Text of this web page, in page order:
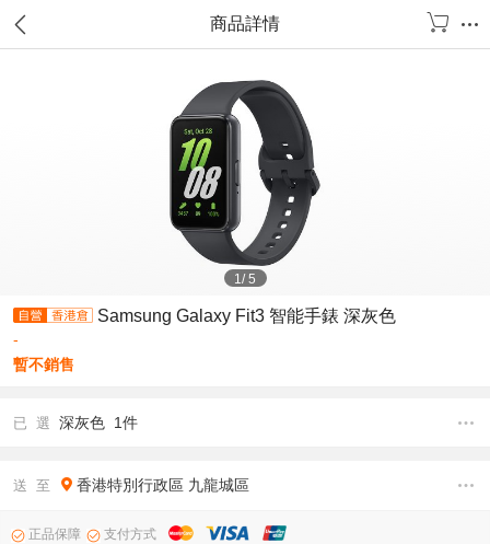
商品詳情
1/5
Samsung Galaxy Fit3 智能手錶 深灰色
-
暫不銷售
已 選 深灰色 1件
送 至 香港特別行政區 九龍城區
正品保障 支付方式